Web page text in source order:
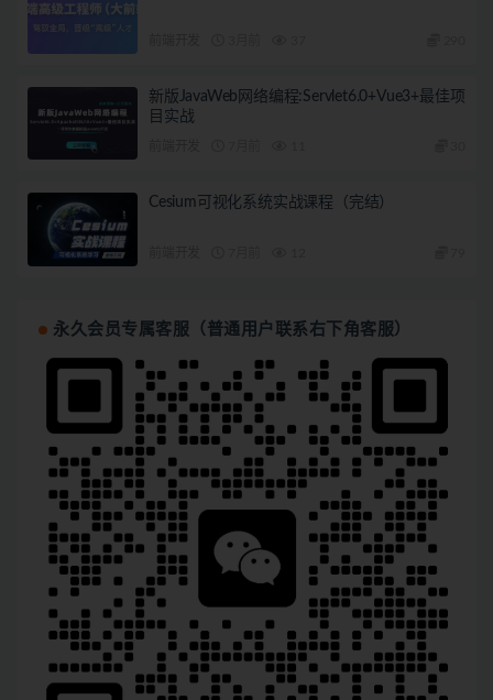
新版JavaWeb网络编程:Servlet6.0+Vue3+最佳项
目实战
Cesium可视化系统实战课程（完结）
永久会员专属客服（普通用户联系右下角客服）